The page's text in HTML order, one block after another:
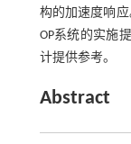
构的加速度响
OP系统的实施
计提供参考。
Abstract